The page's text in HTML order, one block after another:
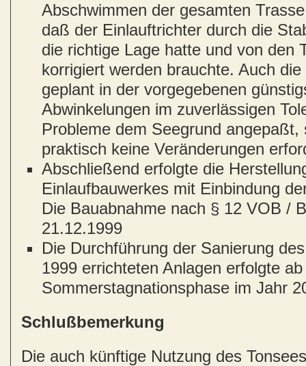
Abschwimmen der gesamten
daß der Einlauftrichter durch die
die richtige Lage hatte und von den
korrigiert werden brauchte. Auch
geplant in der vorgegebenen
Abwinkelungen im zuverlässigen
Probleme dem Seegrund
praktisch keine Veränderungen
Abschließend erfolgte die
Einlaufbauwerkes mit Einbindung
Die Bauabnahme nach § 12 VOB /
21.12.1999
Die Durchführung der Sanierung
1999 errichteten Anlagen erfolgte
Sommerstagnationsphase im Jahr
Schlußbemerkung
Die auch künftige Nutzung des